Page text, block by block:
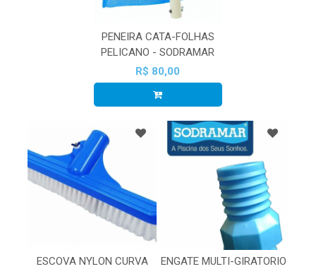
PENEIRA CATA-FOLHAS
PELICANO - SODRAMAR
R$ 80,00
ESCOVA NYLON CURVA
ENGATE MULTI-GIRATORIO